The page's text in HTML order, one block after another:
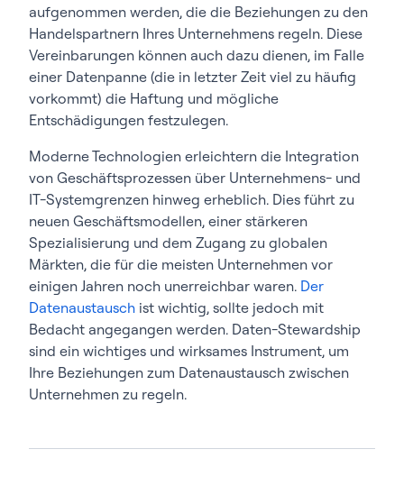
aufgenommen werden, die die Beziehungen zu den
Handelspartnern Ihres Unternehmens regeln. Diese
Vereinbarungen können auch dazu dienen, im Falle
einer Datenpanne (die in letzter Zeit viel zu häufig
vorkommt) die Haftung und mögliche
Entschädigungen festzulegen.
Moderne Technologien erleichtern die Integration
von Geschäftsprozessen über Unternehmens- und
IT-Systemgrenzen hinweg erheblich. Dies führt zu
neuen Geschäftsmodellen, einer stärkeren
Spezialisierung und dem Zugang zu globalen
Märkten, die für die meisten Unternehmen vor
einigen Jahren noch unerreichbar waren. Der
Datenaustausch ist wichtig, sollte jedoch mit
Bedacht angegangen werden. Daten-Stewardship
sind ein wichtiges und wirksames Instrument, um
Ihre Beziehungen zum Datenaustausch zwischen
Unternehmen zu regeln.